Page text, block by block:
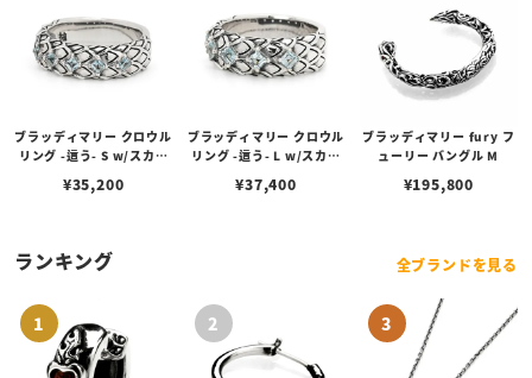
ブラッディマリー クロウル
リング -這う- S w/スカイ
¥35,200
ブラッディマリー クロウル
リング -這う- L w/スカイ
¥37,400
ブラッディマリー fury フ
ューリー バングル M
¥195,800
ランキング 全ブランドを見る